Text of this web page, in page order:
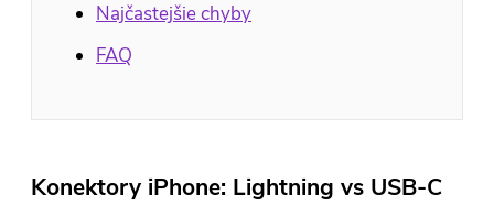
Najčastejšie chyby
FAQ
Konektory iPhone: Lightning vs USB-C